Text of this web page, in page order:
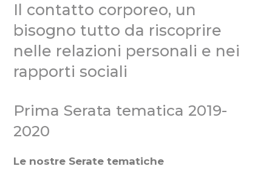
Il contatto corporeo, un
bisogno tutto da riscoprire
nelle relazioni personali e nei
rapporti sociali
Prima Serata tematica 2019-
2020
Le nostre Serate tematiche